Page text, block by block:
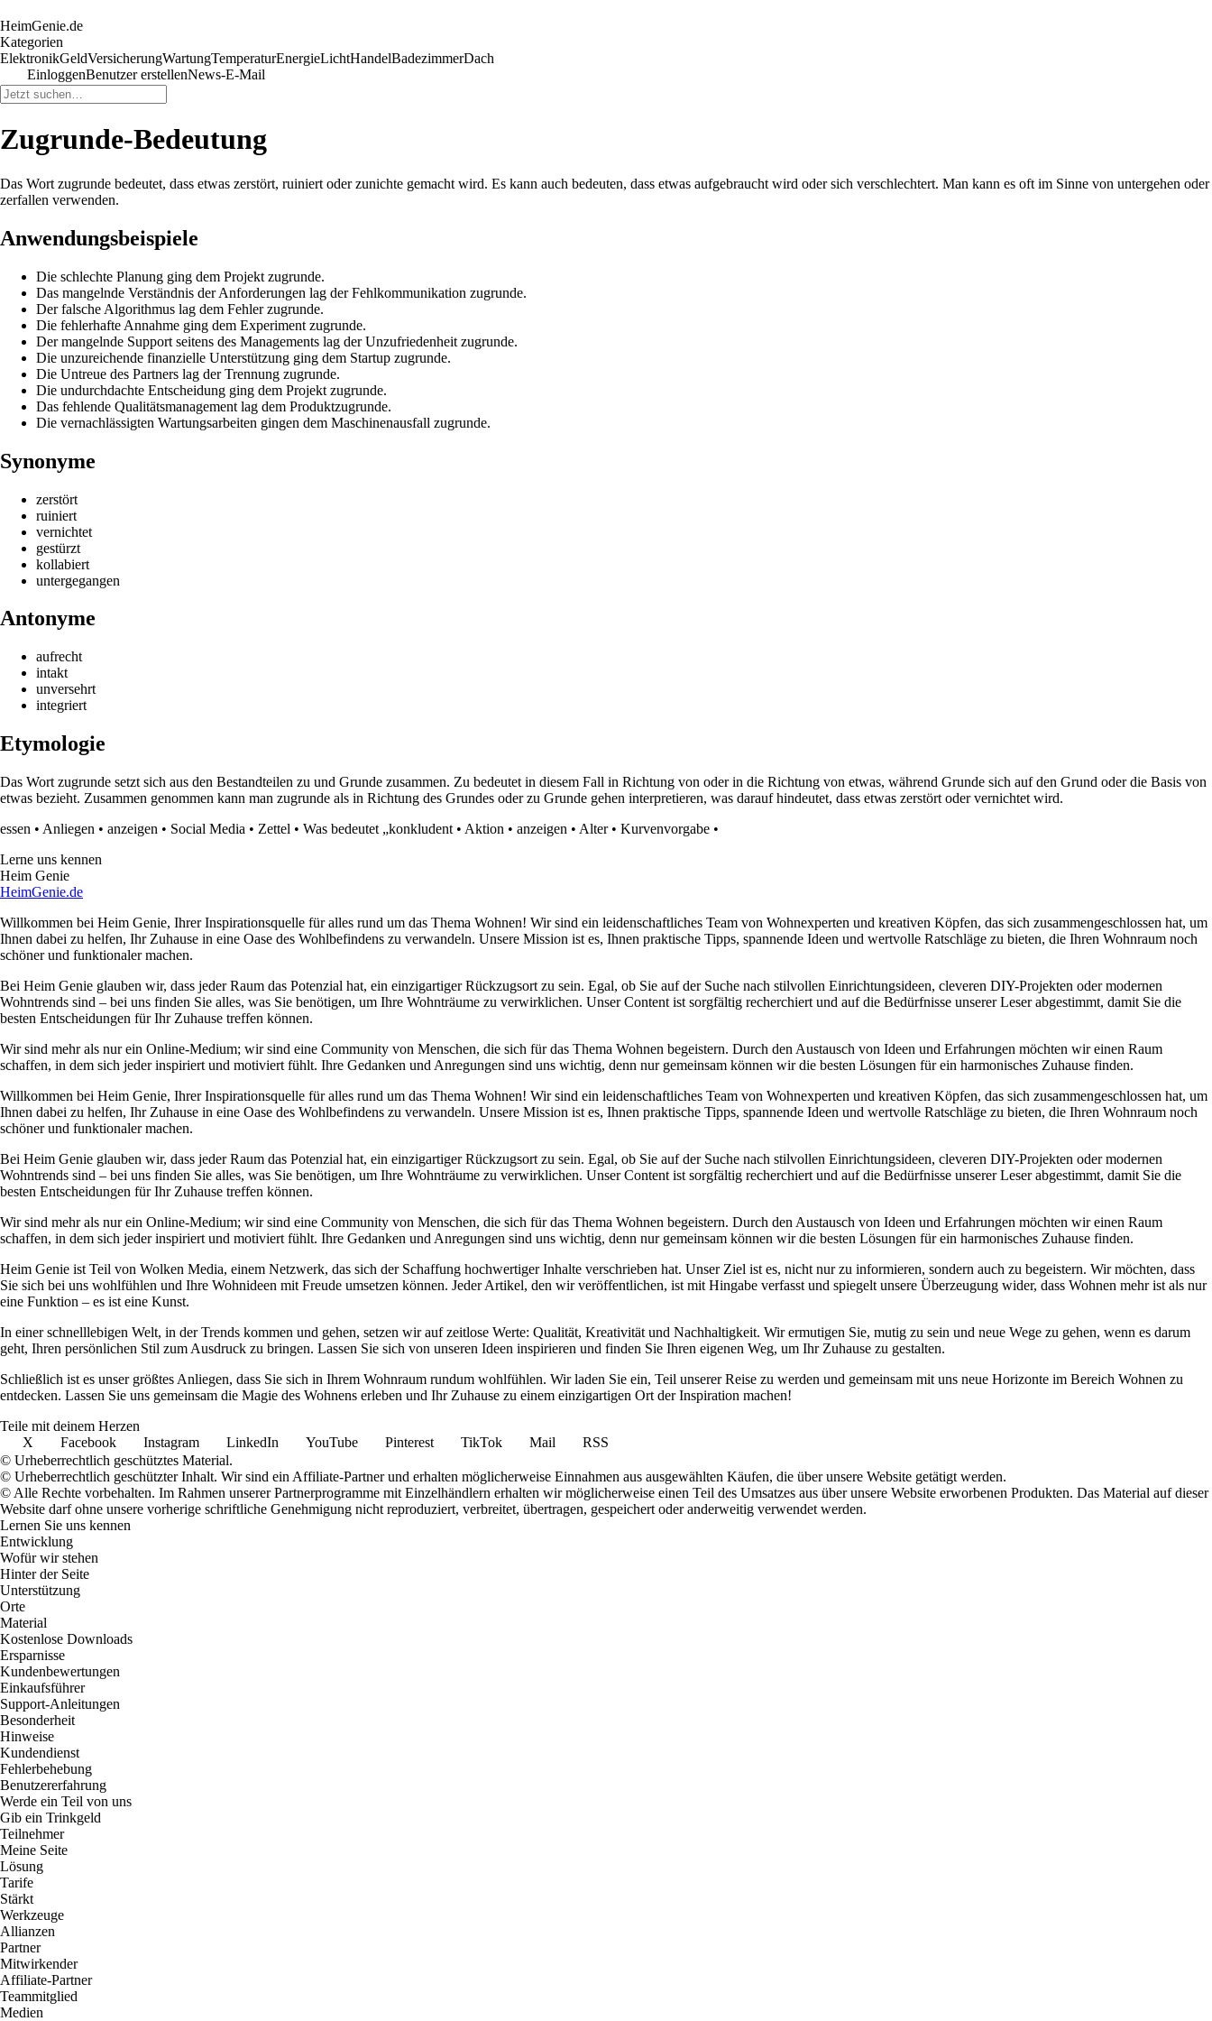
HeimGenie.de
Kategorien
ElektronikGeldVersicherungWartungTemperaturEnergieLichtHandelBadezimmerDach
EinloggenBenutzer erstellenNews-E-Mail
Zugrunde-Bedeutung
Das Wort zugrunde bedeutet, dass etwas zerstört, ruiniert oder zunichte gemacht wird. Es kann auch bedeuten, dass etwas aufgebraucht wird oder sich verschlechtert. Man kann es oft im Sinne von untergehen oder
zerfallen verwenden.
Anwendungsbeispiele
Die schlechte Planung ging dem Projekt zugrunde.
Das mangelnde Verständnis der Anforderungen lag der Fehlkommunikation zugrunde.
Der falsche Algorithmus lag dem Fehler zugrunde.
Die fehlerhafte Annahme ging dem Experiment zugrunde.
Der mangelnde Support seitens des Managements lag der Unzufriedenheit zugrunde.
Die unzureichende finanzielle Unterstützung ging dem Startup zugrunde.
Die Untreue des Partners lag der Trennung zugrunde.
Die undurchdachte Entscheidung ging dem Projekt zugrunde.
Das fehlende Qualitätsmanagement lag dem Produktzugrunde.
Die vernachlässigten Wartungsarbeiten gingen dem Maschinenausfall zugrunde.
Synonyme
zerstört
ruiniert
vernichtet
gestürzt
kollabiert
untergegangen
Antonyme
aufrecht
intakt
unversehrt
integriert
Etymologie
Das Wort zugrunde setzt sich aus den Bestandteilen zu und Grunde zusammen. Zu bedeutet in diesem Fall in Richtung von oder in die Richtung von etwas, während Grunde sich auf den Grund oder die Basis von
etwas bezieht. Zusammen genommen kann man zugrunde als in Richtung des Grundes oder zu Grunde gehen interpretieren, was darauf hindeutet, dass etwas zerstört oder vernichtet wird.
essen • Anliegen • anzeigen • Social Media • Zettel • Was bedeutet „konkludent • Aktion • anzeigen • Alter• Kurvenvorgabe •
Lerne uns kennen
Heim Genie
HeimGenie.de
Willkommen bei Heim Genie, Ihrer Inspirationsquelle für alles rund um das Thema Wohnen! Wir sind ein leidenschaftliches Team von Wohnexperten und kreativen Köpfen, das sich zusammengeschlossen hat, um
Ihnen dabei zu helfen, Ihr Zuhause in eine Oase des Wohlbefindens zu verwandeln. Unsere Mission ist es, Ihnen praktische Tipps, spannende Ideen und wertvolle Ratschläge zu bieten, die Ihren Wohnraum noch
schöner und funktionaler machen.
Bei Heim Genie glauben wir, dass jeder Raum das Potenzial hat, ein einzigartiger Rückzugsort zu sein. Egal, ob Sie auf der Suche nach stilvollen Einrichtungsideen, cleveren DIY-Projekten oder modernen
Wohntrends sind – bei uns finden Sie alles, was Sie benötigen, um Ihre Wohnträume zu verwirklichen. Unser Content ist sorgfältig recherchiert und auf die Bedürfnisse unserer Leser abgestimmt, damit Sie die
besten Entscheidungen für Ihr Zuhause treffen können.
Wir sind mehr als nur ein Online-Medium; wir sind eine Community von Menschen, die sich für das Thema Wohnen begeistern. Durch den Austausch von Ideen und Erfahrungen möchten wir einen Raum
schaffen, in dem sich jeder inspiriert und motiviert fühlt. Ihre Gedanken und Anregungen sind uns wichtig, denn nur gemeinsam können wir die besten Lösungen für ein harmonisches Zuhause finden.
Willkommen bei Heim Genie, Ihrer Inspirationsquelle für alles rund um das Thema Wohnen! Wir sind ein leidenschaftliches Team von Wohnexperten und kreativen Köpfen, das sich zusammengeschlossen hat, um
Ihnen dabei zu helfen, Ihr Zuhause in eine Oase des Wohlbefindens zu verwandeln. Unsere Mission ist es, Ihnen praktische Tipps, spannende Ideen und wertvolle Ratschläge zu bieten, die Ihren Wohnraum noch
schöner und funktionaler machen.
Bei Heim Genie glauben wir, dass jeder Raum das Potenzial hat, ein einzigartiger Rückzugsort zu sein. Egal, ob Sie auf der Suche nach stilvollen Einrichtungsideen, cleveren DIY-Projekten oder modernen
Wohntrends sind – bei uns finden Sie alles, was Sie benötigen, um Ihre Wohnträume zu verwirklichen. Unser Content ist sorgfältig recherchiert und auf die Bedürfnisse unserer Leser abgestimmt, damit Sie die
besten Entscheidungen für Ihr Zuhause treffen können.
Wir sind mehr als nur ein Online-Medium; wir sind eine Community von Menschen, die sich für das Thema Wohnen begeistern. Durch den Austausch von Ideen und Erfahrungen möchten wir einen Raum
schaffen, in dem sich jeder inspiriert und motiviert fühlt. Ihre Gedanken und Anregungen sind uns wichtig, denn nur gemeinsam können wir die besten Lösungen für ein harmonisches Zuhause finden.
Heim Genie ist Teil von Wolken Media, einem Netzwerk, das sich der Schaffung hochwertiger Inhalte verschrieben hat. Unser Ziel ist es, nicht nur zu informieren, sondern auch zu begeistern. Wir möchten, dass
Sie sich bei uns wohlfühlen und Ihre Wohnideen mit Freude umsetzen können. Jeder Artikel, den wir veröffentlichen, ist mit Hingabe verfasst und spiegelt unsere Überzeugung wider, dass Wohnen mehr ist als nur
eine Funktion – es ist eine Kunst.
In einer schnelllebigen Welt, in der Trends kommen und gehen, setzen wir auf zeitlose Werte: Qualität, Kreativität und Nachhaltigkeit. Wir ermutigen Sie, mutig zu sein und neue Wege zu gehen, wenn es darum
geht, Ihren persönlichen Stil zum Ausdruck zu bringen. Lassen Sie sich von unseren Ideen inspirieren und finden Sie Ihren eigenen Weg, um Ihr Zuhause zu gestalten.
Schließlich ist es unser größtes Anliegen, dass Sie sich in Ihrem Wohnraum rundum wohlfühlen. Wir laden Sie ein, Teil unserer Reise zu werden und gemeinsam mit uns neue Horizonte im Bereich Wohnen zu
entdecken. Lassen Sie uns gemeinsam die Magie des Wohnens erleben und Ihr Zuhause zu einem einzigartigen Ort der Inspiration machen!
Teile mit deinem Herzen
X
Facebook Instagram LinkedIn YouTube Pinterest TikTok Mail
RSS
© Urheberrechtlich geschütztes Material.
© Urheberrechtlich geschützter Inhalt. Wir sind ein Affiliate-Partner und erhalten möglicherweise Einnahmen aus ausgewählten Käufen, die über unsere Website getätigt werden.
© Alle Rechte vorbehalten. Im Rahmen unserer Partnerprogramme mit Einzelhändlern erhalten wir möglicherweise einen Teil des Umsatzes aus über unsere Website erworbenen Produkten. Das Material auf dieser
Website darf ohne unsere vorherige schriftliche Genehmigung nicht reproduziert, verbreitet, übertragen, gespeichert oder anderweitig verwendet werden.
Lernen Sie uns kennen
Entwicklung
Wofür wir stehen
Hinter der Seite
Unterstützung
Orte
Material
Kostenlose Downloads
Ersparnisse
Kundenbewertungen
Einkaufsführer
Support-Anleitungen
Besonderheit
Hinweise
Kundendienst
Fehlerbehebung
Benutzererfahrung
Werde ein Teil von uns
Gib ein Trinkgeld
Teilnehmer
Meine Seite
Lösung
Tarife
Stärkt
Werkzeuge
Allianzen
Partner
Mitwirkender
Affiliate-Partner
Teammitglied
Medien